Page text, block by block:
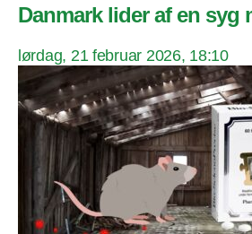
Danmark lider af en syg
lørdag, 21 februar 2026, 18:10